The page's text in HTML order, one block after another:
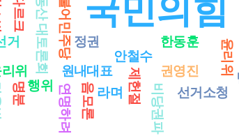
국민의힘
한동훈
더불어민주당 정권
부동산 대토론회 안철수 윤리위
거
위 권영진
원내대표 제헌절
행위 선거소청
라며
명분 음모론 비당권파
연명하려